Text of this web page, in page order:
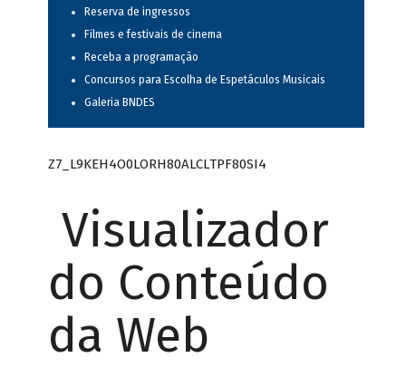
Reserva de ingressos
Filmes e festivais de cinema
Receba a programação
Concursos para Escolha de Espetáculos Musicais
Galeria BNDES
Z7_L9KEH4O0LORH80ALCLTPF80SI4
Visualizador
do Conteúdo
da Web